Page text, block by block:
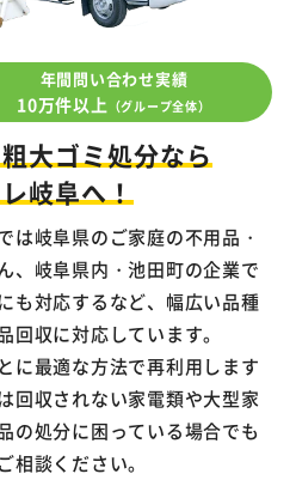
年間問い合わせ実績
10万件以上 （グループ全体）
大ゴミ処分なら
岐阜へ！
は岐阜県のご家庭の不用品・
、岐阜県内・池田町の企業で
も対応するなど、幅広い品種
回収に対応しています。
に最適な方法で再利用します
回収されない家電類や大型家
の処分に困っている場合でも
相談ください。